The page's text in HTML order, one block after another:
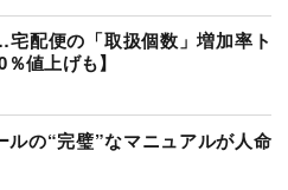
配便の「取扱個数」増加率ト
値上げも】
ルの“完璧”なマニュアルが人命